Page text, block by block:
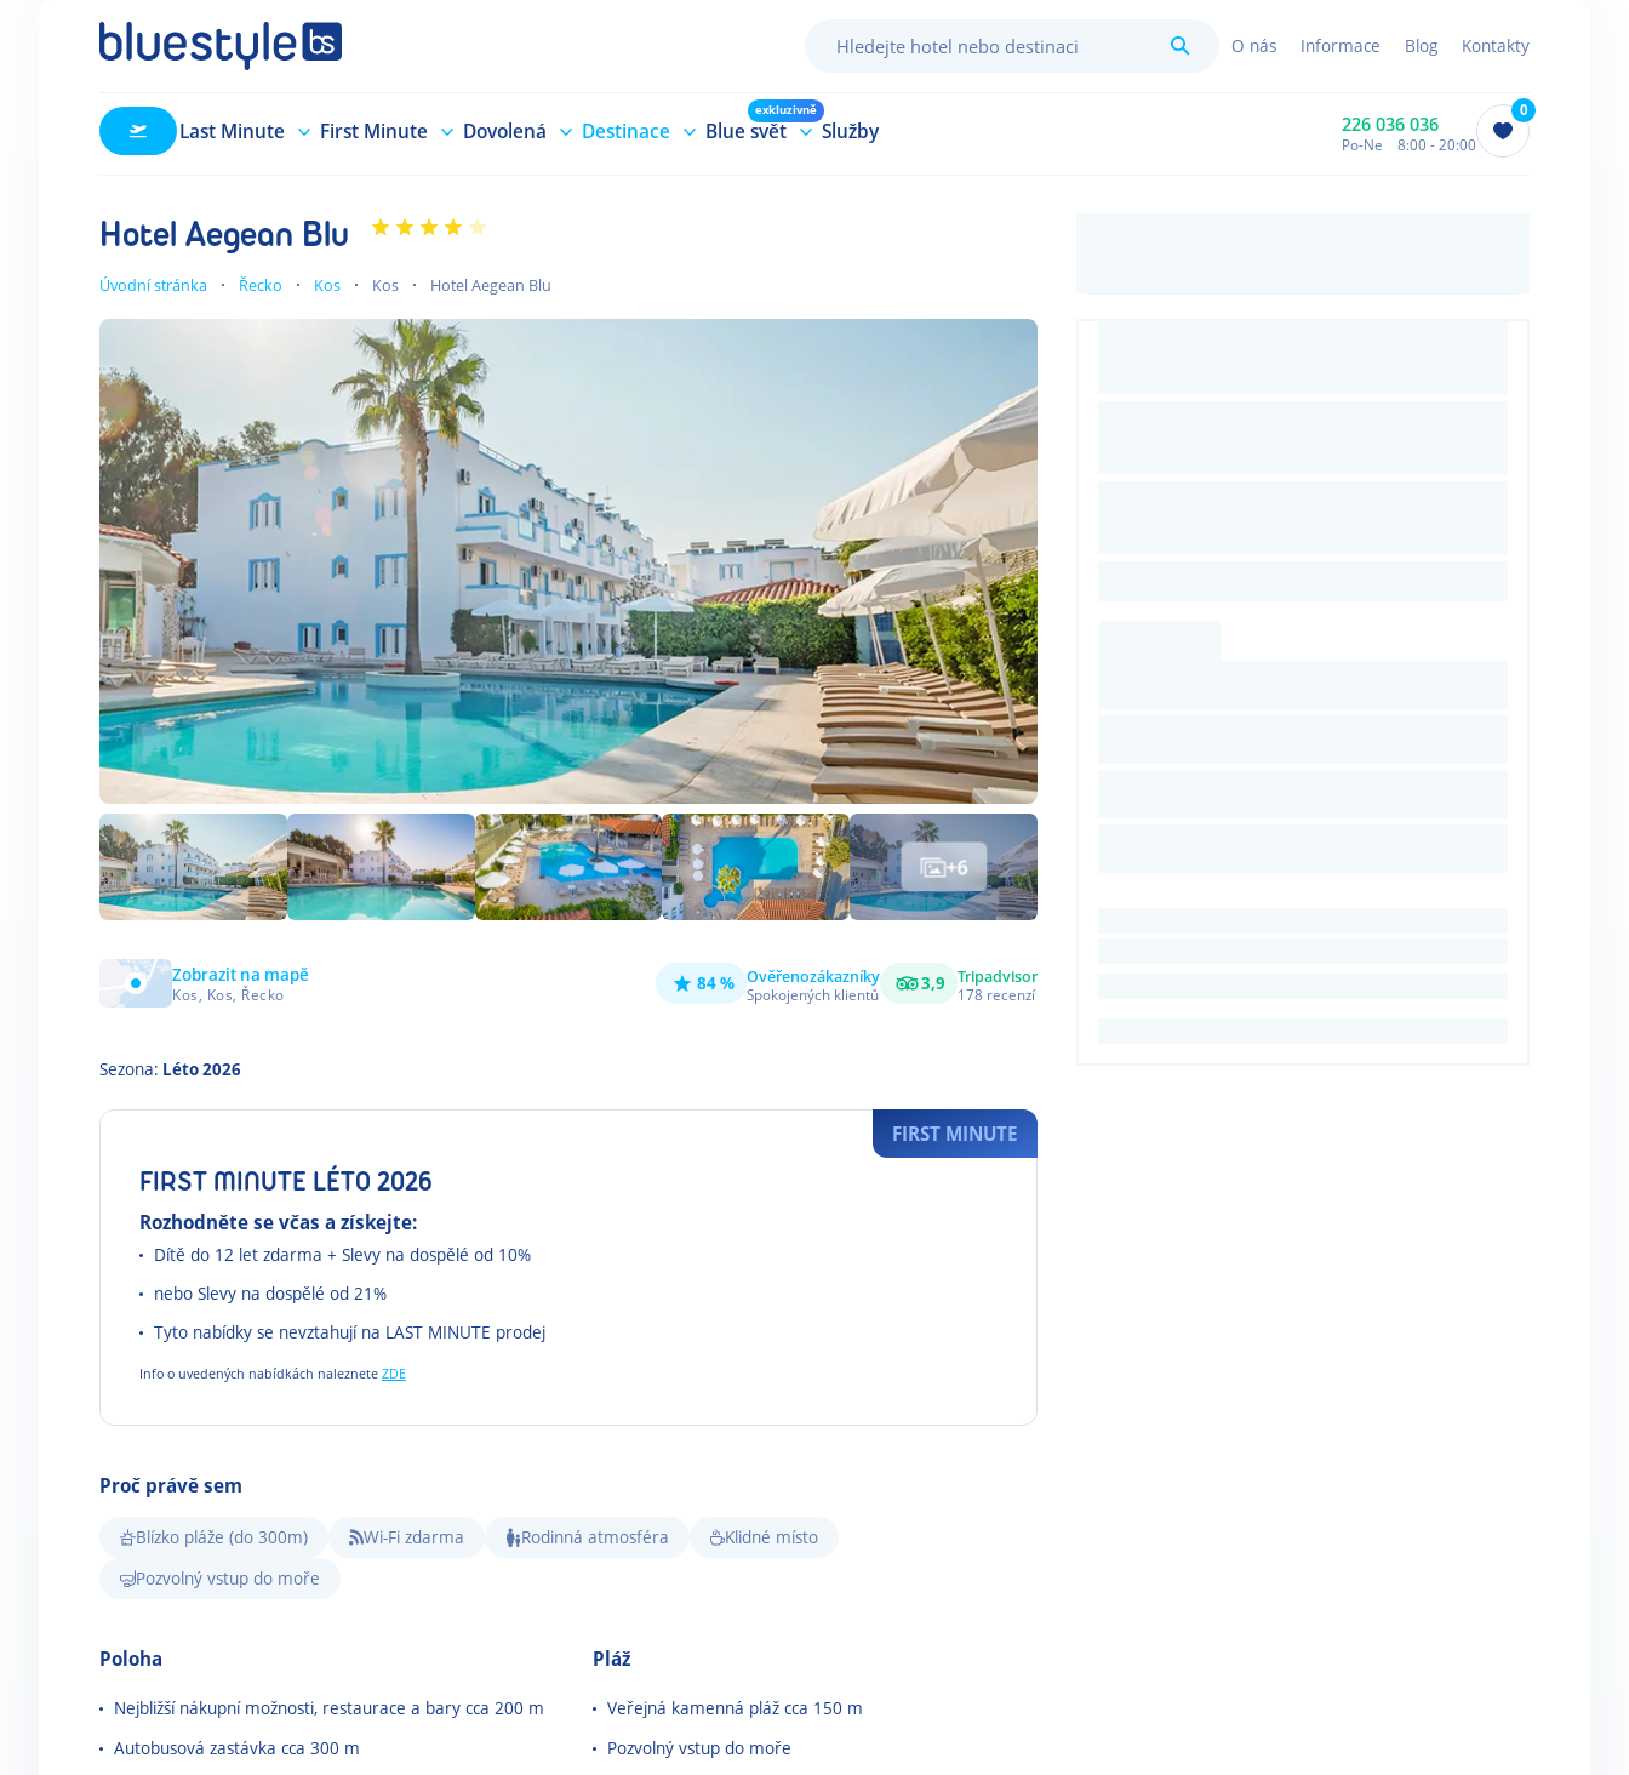
HledatO nás Informace Blog Kontakty
Last Minute First Minute Dovolená Destinace Blue svět
exkluzivně
Služby 226 036 036
Po-Ne 8:00 - 20:00
0
Hotel Aegean Blu
Úvodní stránka Řecko Kos Kos Hotel Aegean Blu
+6
Zobrazit na mapě
Kos, Kos, Řecko 84 % Ověřenozákazníky
Spokojených klientů 3,9 Tripadvisor
178 recenzí
Sezona: Léto 2026
FIRST MINUTE LÉTO 2026
Rozhodněte se včas a získejte:
Dítě do 12 let zdarma + Slevy na dospělé od 10%
nebo Slevy na dospělé od 21%
Tyto nabídky se nevztahují na LAST MINUTE prodej
Info o uvedených nabídkách naleznete ZDE
FIRST MINUTE
Proč právě sem
Blízko pláže (do 300m) Wi-Fi zdarma Rodinná atmosféra
Klidné místo
Pozvolný vstup do moře
Poloha
Nejbližší nákupní možnosti, restaurace a bary cca 200 m
Autobusová zastávka cca 300 m
Pláž
Veřejná kamenná pláž cca 150 m
Pozvolný vstup do moře